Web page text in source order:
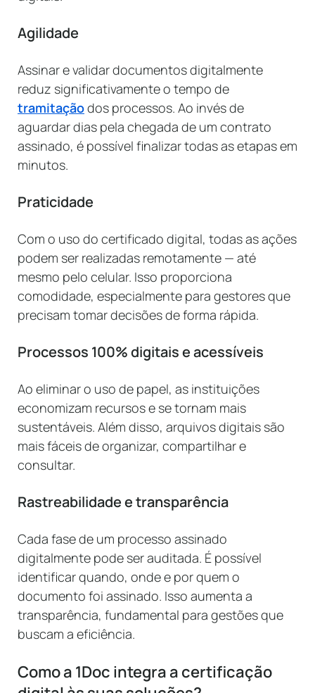
Agilidade
Assinar e validar documentos digitalmente
reduz significativamente o tempo de
tramitaçãodos processos. Ao invés de
aguardar dias pela chegada de um contrato
assinado, é possível finalizar todas as etapas em
minutos.
Praticidade
Com o uso do certificado digital, todas as ações
podem ser realizadas remotamente — até
mesmo pelo celular. Isso proporciona
comodidade, especialmente para gestores que
precisam tomar decisões de forma rápida.
Processos 100% digitais e acessíveis
Ao eliminar o uso de papel, as instituições
economizam recursos e se tornam mais
sustentáveis. Além disso, arquivos digitais são
mais fáceis de organizar, compartilhar e
consultar.
Rastreabilidade e transparência
Cada fase de um processo assinado
digitalmente pode ser auditada. É possível
identificar quando, onde e por quem o
documento foi assinado. Isso aumenta a
transparência, fundamental para gestões que
buscam a eficiência.
Como a 1Doc integra a certificação